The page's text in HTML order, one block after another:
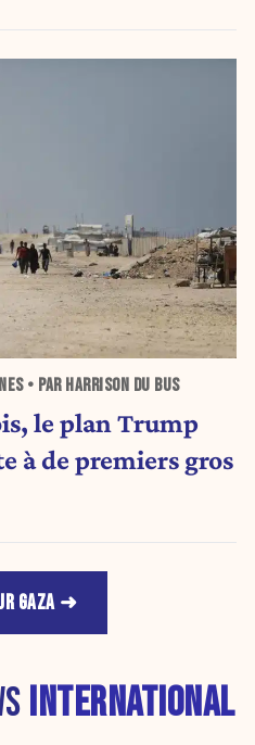
• PAR HARRISON DU BUS
le plan Trump
à de premiers gros
GAZA
INTERNATIONAL